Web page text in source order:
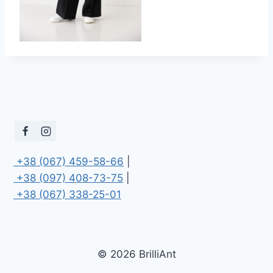
+38 (067) 459-58-66
+38 (097) 408-73-75
+38 (067) 338-25-01
© 2026 BrilliAnt